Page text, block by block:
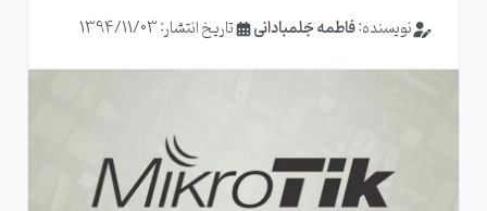
نویسنده:فاطمه جَلمبادانی تاریخ انتشار: 1394/11/03